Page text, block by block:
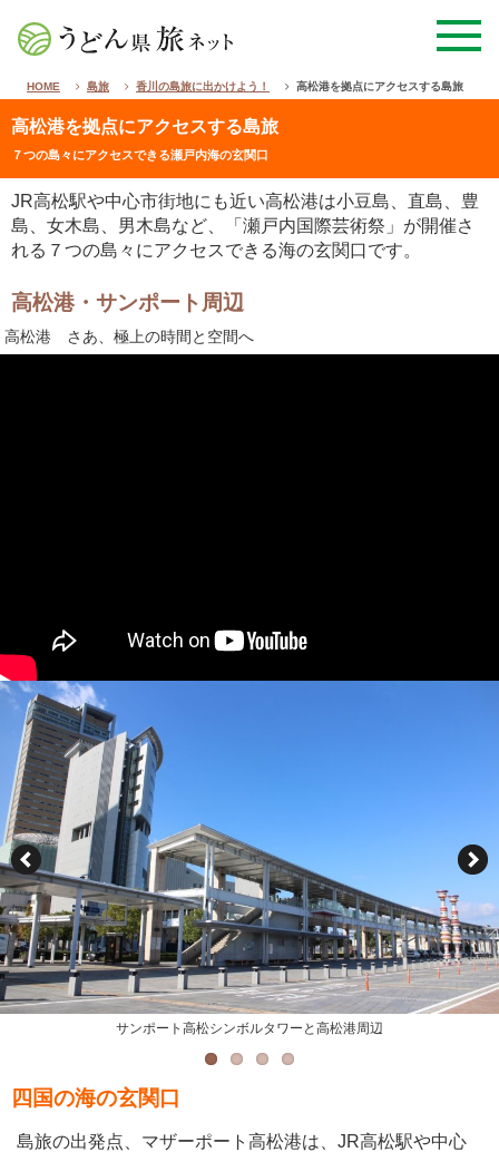
HOME 島旅 香川の島旅に出かけよう！ 高松港を拠点にアクセスする島旅
高松港を拠点にアクセスする島旅
７つの島々にアクセスできる瀬戸内海の玄関口
JR高松駅や中心市街地にも近い高松港は小豆島、直島、豊
島、女木島、男木島など、「瀬戸内国際芸術祭」が開催さ
れる７つの島々にアクセスできる海の玄関口です。
高松港・サンポート周辺
高松港 さあ、極上の時間と空間へ
サンポート高松シンボルタワーと高松港周辺
四国の海の玄関口
島旅の出発点、マザーポート高松港は、JR高松駅や中心